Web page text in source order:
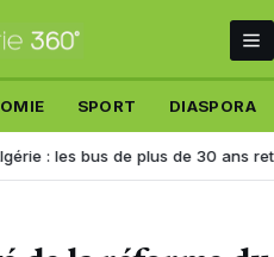
SPORT DIASPORA
les bus de plus de 30 ans retirés,